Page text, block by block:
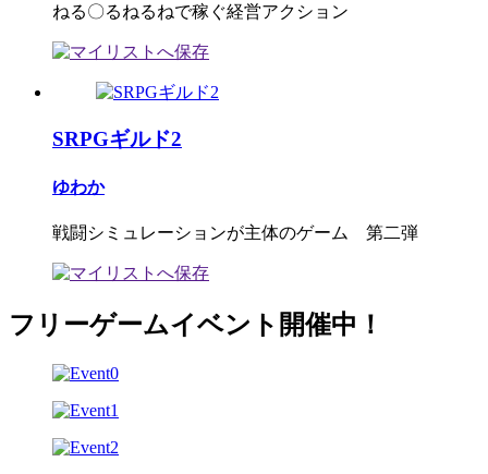
ねる〇るねるねで稼ぐ経営アクション
SRPGギルド2
ゆわか
戦闘シミュレーションが主体のゲーム 第二弾
フリーゲームイベント開催中！